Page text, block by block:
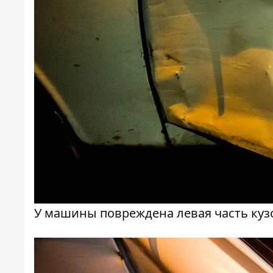
У машины повреждена левая часть